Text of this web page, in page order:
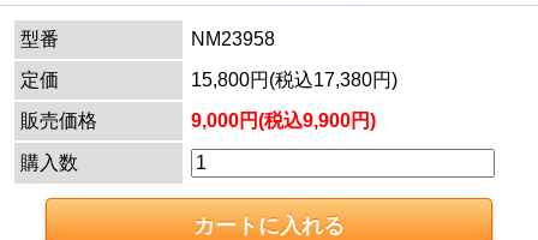
型番
NM23958
定価
15,800円(税込17,380円)
販売価格
9,000円(税込9,900円)
購入数